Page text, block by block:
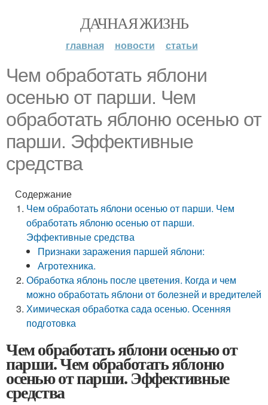
ДАЧНАЯ ЖИЗНЬ
главная новости статьи
Чем обработать яблони
осенью от парши. Чем
обработать яблоню осенью от
парши. Эффективные
средства
Содержание
Чем обработать яблони осенью от парши. Чем
обработать яблоню осенью от парши.
Эффективные средства
Признаки заражения паршей яблони:
Агротехника.
Обработка яблонь после цветения. Когда и чем
можно обработать яблони от болезней и вредителей
Химическая обработка сада осенью. Осенняя
подготовка
Чем обработать яблони осенью от
парши. Чем обработать яблоню
осенью от парши. Эффективные
средства